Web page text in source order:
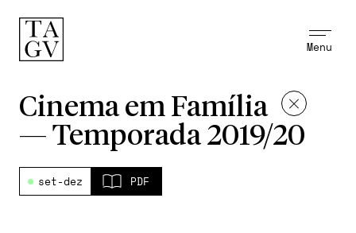
Menu
Cinema em Família
— Temporada 2019/20
set-dez PDF